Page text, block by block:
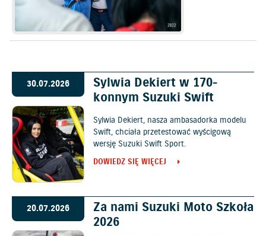
30.07.2026
Sylwia Dekiert w 170-
konnym Suzuki Swift
Sylwia Dekiert, nasza ambasadorka modelu
Swift, chciała przetestować wyścigową
wersję Suzuki Swift Sport.
DOWIEDZ SIĘ WIĘCEJ
20.07.2026
Za nami Suzuki Moto Szkoła
2026